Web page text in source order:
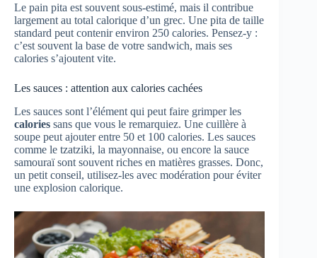
Le pain pita est souvent sous-estimé, mais il contribue
largement au total calorique d’un grec. Une pita de taille
standard peut contenir environ 250 calories. Pensez-y :
c’est souvent la base de votre sandwich, mais ses
calories s’ajoutent vite.
Les sauces : attention aux calories cachées
Les sauces sont l’élément qui peut faire grimper les
calories sans que vous le remarquiez. Une cuillère à
soupe peut ajouter entre 50 et 100 calories. Les sauces
comme le tzatziki, la mayonnaise, ou encore la sauce
samouraï sont souvent riches en matières grasses. Donc,
un petit conseil, utilisez-les avec modération pour éviter
une explosion calorique.